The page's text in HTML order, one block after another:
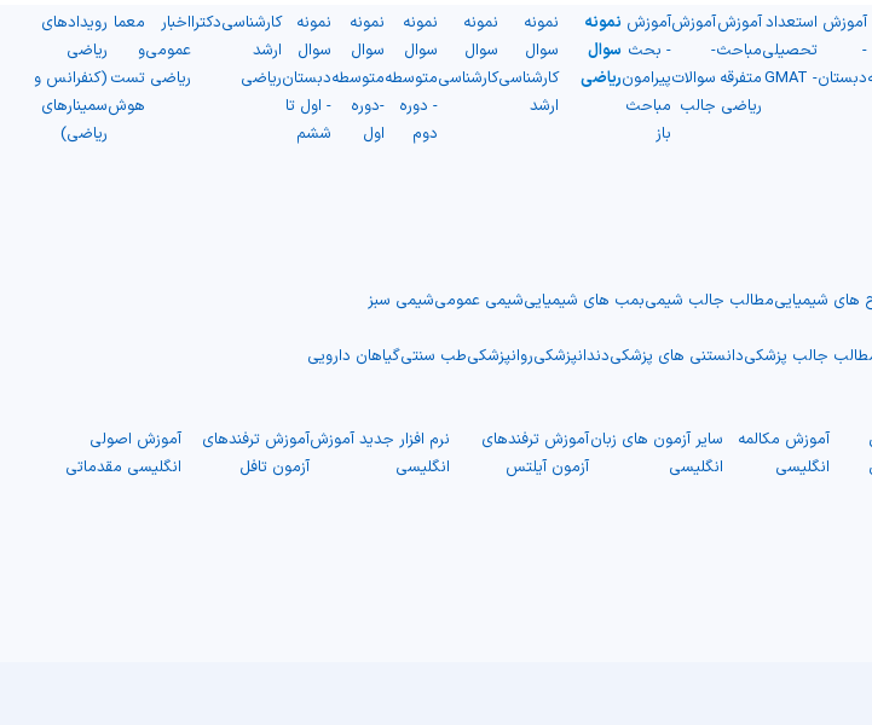
آموزش
-
دبستان
استعداد
تحصیلی
- GMAT
آموزش
مباحث
متفرقه
ریاضی
آموزش
-
سوالات
جالب
آموزش
- بحث
پیرامون
مباحث
باز
نمونه
سوال
ریاضی
نمونه
سوال
کارشناسی
ارشد
نمونه
سوال
کارشناسی
نمونه
سوال
متوسطه
- دوره
دوم
نمونه
سوال
متوسطه
-دوره
اول
نمونه
سوال
دبستان
- اول تا
ششم
کارشناسی
ارشد
ریاضی
دکترااخبار
عمومی
ریاضی
معما
و
تست
هوش
رویدادهای
ریاضی
(کنفرانس و
سمینارهای
ریاضی)
های شیمیاییمطالب جالب شیمیبمب های شیمیاییشیمی عمومیشیمی سبز
جالب پزشکیدانستنی های پزشکیدندانپزشکیروانپزشکیطب سنتیگیاهان دارویی
آموزش مکالمه
انگلیسی
سایر آزمون های زبان
انگلیسی
آموزش ترفندهای
آزمون آیلتس
نرم افزار جدید آموزش
انگلیسی
آموزش ترفندهای
آزمون تافل
آموزش اصولی
انگلیسی مقدماتی